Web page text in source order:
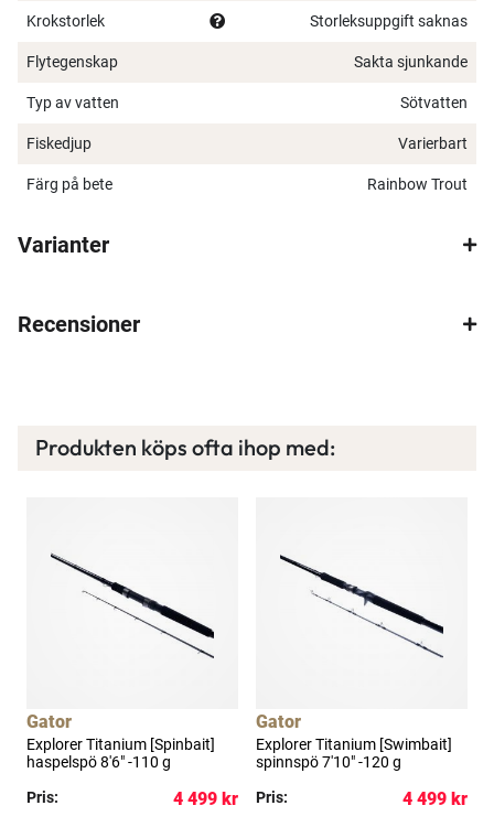
Krokstorlek Storleksuppgift saknas
Flytegenskap Sakta sjunkande
Typ av vatten Sötvatten
Fiskedjup Varierbart
Färg på bete Rainbow Trout
Varianter
Recensioner
Produkten köps ofta ihop med:
Gator
Explorer Titanium [Spinbait]
haspelspö 8'6" -110 g
Pris:
4 499 kr
Gator
Explorer Titanium [Swimbait]
spinnspö 7'10" -120 g
Pris:
4 499 kr